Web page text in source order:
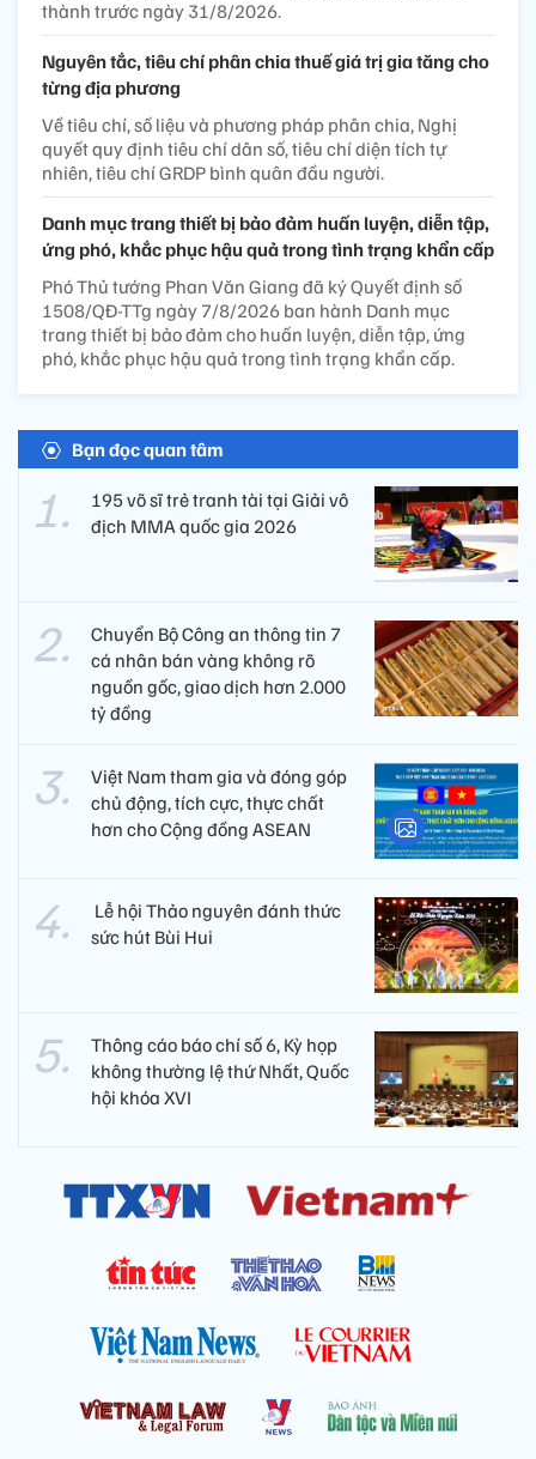
thành trước ngày 31/8/2026.
Nguyên tắc, tiêu chí phân chia thuế giá trị gia tăng cho
từng địa phương
Về tiêu chí, số liệu và phương pháp phân chia, Nghị
quyết quy định tiêu chí dân số, tiêu chí diện tích tự
nhiên, tiêu chí GRDP bình quân đầu người.
Danh mục trang thiết bị bảo đảm huấn luyện, diễn tập,
ứng phó, khắc phục hậu quả trong tình trạng khẩn cấp
Phó Thủ tướng Phan Văn Giang đã ký Quyết định số
1508/QĐ-TTg ngày 7/8/2026 ban hành Danh mục
trang thiết bị bảo đảm cho huấn luyện, diễn tập, ứng
phó, khắc phục hậu quả trong tình trạng khẩn cấp.
Bạn đọc quan tâm
195 võ sĩ trẻ tranh tài tại Giải vô
địch MMA quốc gia 2026
Chuyển Bộ Công an thông tin 7
cá nhân bán vàng không rõ
nguồn gốc, giao dịch hơn 2.000
tỷ đồng
Việt Nam tham gia và đóng góp
chủ động, tích cực, thực chất
hơn cho Cộng đồng ASEAN
​ Lễ hội Thảo nguyên đánh thức
sức hút Bùi Hui
Thông cáo báo chí số 6, Kỳ họp
không thường lệ thứ Nhất, Quốc
hội khóa XVI